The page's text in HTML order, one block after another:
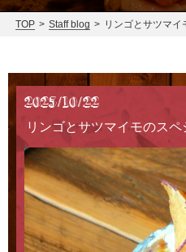
Staff
TOP > Staff blog > リンゴとサツマ
2025/10/22
リンゴとサツマイモのス